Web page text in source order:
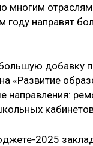
многим
направят
добавку
«Развитие
направления:
2025